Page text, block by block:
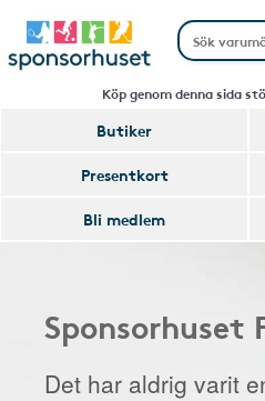
Köp genom denna sida
Butiker
Presentkort
Bli medlem
Sponsorhuset
Det har aldrig varit